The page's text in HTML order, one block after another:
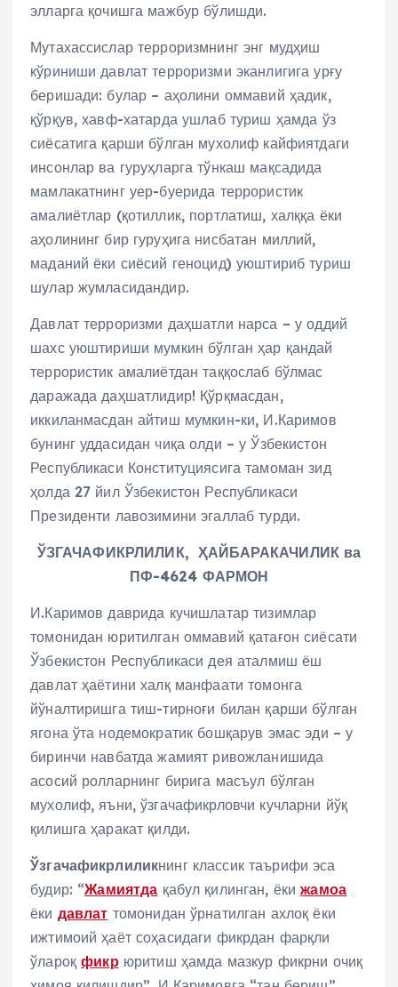
элларга қочишга мажбур бўлишди.
Мутахассислар терроризмнинг энг мудҳиш
кўриниши давлат терроризми эканлигига урғу
беришади: булар – аҳолини оммавий ҳадик,
қўрқув, хавф-хатарда ушлаб туриш ҳамда ўз
сиёсатига қарши бўлган мухолиф кайфиятдаги
инсонлар ва гуруҳларга тўнкаш мақсадида
мамлакатнинг уер-буерида террористик
амалиётлар (қотиллик, портлатиш, халққа ёки
аҳолининг бир гуруҳига нисбатан миллий,
маданий ёки сиёсий геноцид) уюштириб туриш
шулар жумласидандир.
Давлат терроризми даҳшатли нарса – у оддий
шахс уюштириши мумкин бўлган ҳар қандай
террористик амалиётдан таққослаб бўлмас
даражада даҳшатлидир! Қўрқмасдан,
иккиланмасдан айтиш мумкин-ки, И.Каримов
бунинг уддасидан чиқа олди – у Ўзбекистон
Республикаси Конституциясига тамоман зид
ҳолда 27 йил Ўзбекистон Республикаси
Президенти лавозимини эгаллаб турди.
ЎЗГАЧАФИКРЛИЛИК, ҲАЙБАРАКАЧИЛИК ва
ПФ-4624 ФАРМОН
И.Каримов даврида кучишлатар тизимлар
томонидан юритилган оммавий қатағон сиёсати
Ўзбекистон Республикаси дея аталмиш ёш
давлат ҳаётини халқ манфаати томонга
йўналтиришга тиш-тирноғи билан қарши бўлган
ягона ўта нодемократик бошқарув эмас эди – у
биринчи навбатда жамият ривожланишида
асосий ролларнинг бирига масъул бўлган
мухолиф, яъни, ўзгачафикрловчи кучларни йўқ
қилишга ҳаракат қилди.
Ўзгачафикрлиликнинг классик таърифи эса
будир: “Жамиятда қабул қилинган, ёкижамоа
ёки давлат томонидан ўрнатилган ахлоқ ёки
ижтимоий ҳаёт соҳасидаги фикрдан фарқли
ўлароқфикр юритиш ҳамда мазкур фикрни очиқ